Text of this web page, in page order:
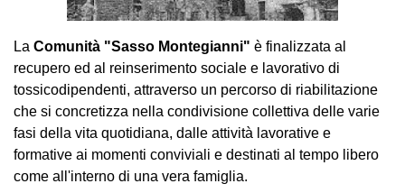
La Comunità "Sasso Montegianni" è finalizzata al
recupero ed al reinserimento sociale e lavorativo di
tossicodipendenti, attraverso un percorso di riabilitazione
che si concretizza nella condivisione collettiva delle varie
fasi della vita quotidiana, dalle attività lavorative e
formative ai momenti conviviali e destinati al tempo libero
come all'interno di una vera famiglia.